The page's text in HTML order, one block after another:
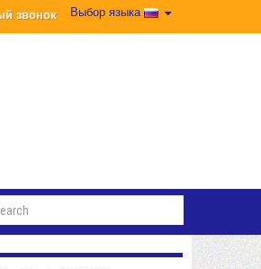
Выбор языка
звонок